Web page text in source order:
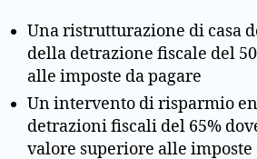
Una ristrutturazione di casa
della detrazione fiscale del
alle imposte da pagare
Un intervento di risparmio
detrazioni fiscali del 65%
valore superiore alle imposte